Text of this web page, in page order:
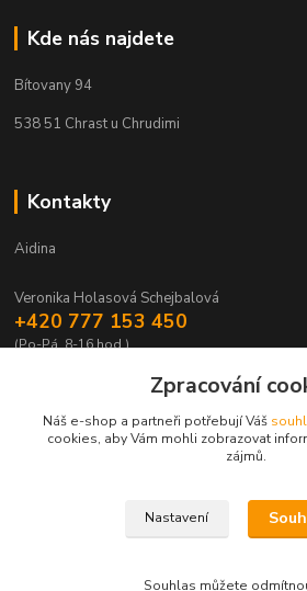
Kde nás najdete
Bítovany 94
538 51 Chrast u Chrudimi
Kontakty
Aidina
Veronika Holasová Schejbalová
+420 777 153 450
(Po-Pá, 8-16 hod.)
eshop@aidina.cz
Upravit sběr
Zpracování
Náš e-shop a partneři potřebují Váš
cookies, aby Vám mohli zobrazovat
zájmů.
Nastavení
Souhlas můžete